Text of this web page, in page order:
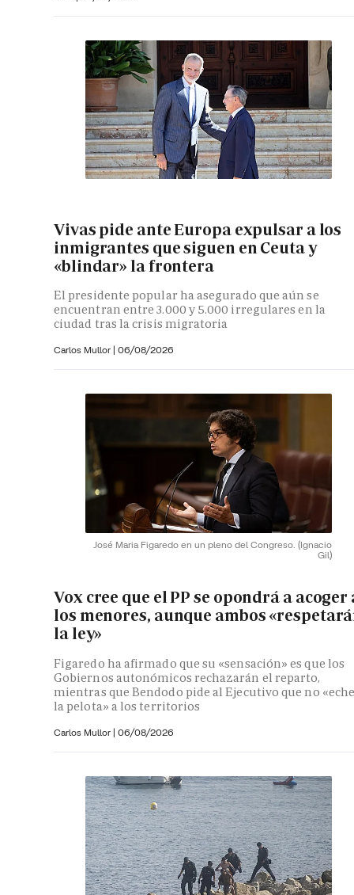
Vivas pide ante Europa expulsar a los
inmigrantes que siguen en Ceuta y
«blindar» la frontera
El presidente popular ha asegurado que aún se
encuentran entre 3.000 y 5.000 irregulares en la
ciudad tras la crisis migratoria
Carlos Mullor | 06/08/2026
José Maria Figaredo en un pleno del Congreso. (Ignacio
Gil)
Vox cree que el PP se opondrá a acoger
los menores, aunque ambos
la ley»
Figaredo ha afirmado que su «sensación» es que los
Gobiernos autonómicos rechazarán el reparto,
mientras que Bendodo pide al Ejecutivo que no
la pelota» a los territorios
Carlos Mullor | 06/08/2026